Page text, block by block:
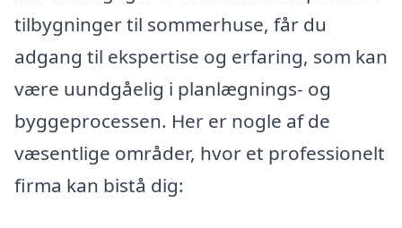
tilbygninger til sommerhuse, får du
adgang til ekspertise og erfaring, som kan
være uundgåelig i planlægnings- og
byggeprocessen. Her er nogle af de
væsentlige områder, hvor et professionelt
firma kan bistå dig: